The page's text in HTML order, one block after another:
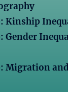
Kinship
Gender
Migration